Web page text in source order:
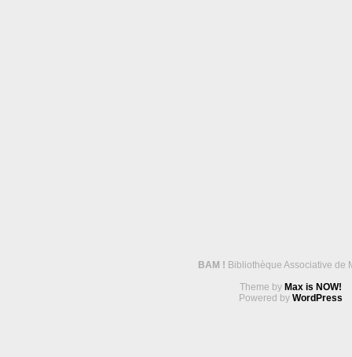
BAM ! Bibliothèque Associative de
Theme by Max is NOW!
Powered by WordPress